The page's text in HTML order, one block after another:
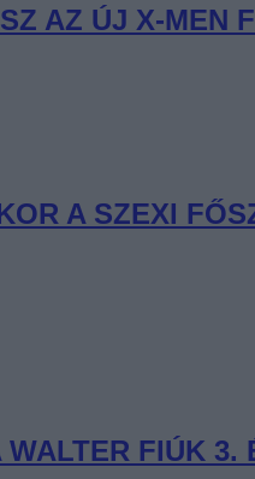
AZ ÚJ X-MEN
A SZEXI
FIÚK 3.